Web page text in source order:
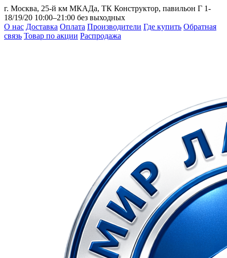
г. Москва, 25-й км МКАДа, ТК Конструктор, павильон Г 1-
18/19/20 10:00–21:00 без выходных
О нас Доставка Оплата Производители Где купить Обратная
связь Товар по акции Распродажа